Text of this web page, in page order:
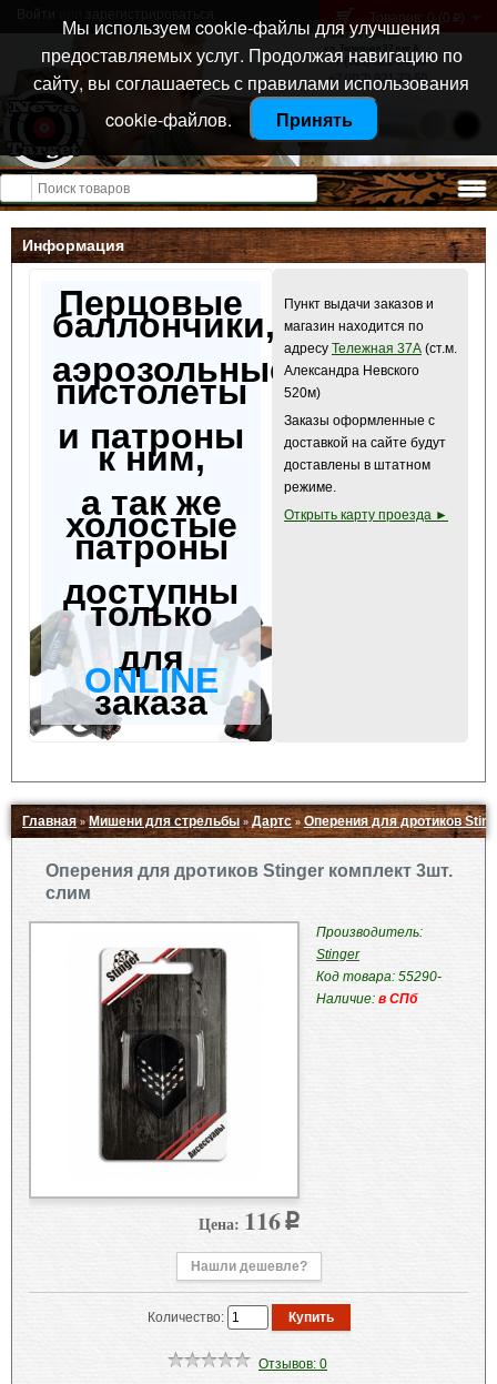
Санкт-Петербург
ул. Тележная 37 лит А
+7 (911) 021-04-08
+7 (812) 921-73-50
Товаров: 0 (0 p )
Открыть меню
Информация
Перцовые
баллончики,
аэрозольные
пистолеты
и патроны
к ним,
а так же
холостые
патроны
доступны
только
для
ONLINE
заказа
Пункт выдачи заказов и
магазин находится по
адресу Тележная 37А (ст.м.
Александра Невского
520м)
Заказы оформленные с
доставкой на сайте будут
доставлены в штатном
режиме.
Открыть карту проезда ►
Главная»Мишени для стрельбы » Дартс» Оперения для дротиков
Оперения для дротиков Stinger комплект 3шт.
слим
Производитель:
Stinger
Код товара: 55290-
Наличие: в СПб
Цена: 116p
Нашли дешевле?
Количество:
Отзывов: 0
Мы используем cookie-файлы для улучшения
предоставляемых услуг. Продолжая навигацию по
сайту, вы соглашаетесь с правилами использования
cookie-файлов.
Принять